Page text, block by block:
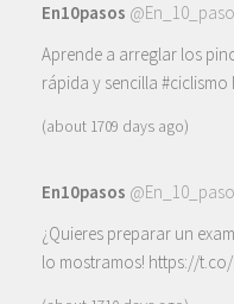
En10pasos
Aprende a arreglar los
rápida y sencilla #ciclismo
(about 1709 days ago)
En10pasos
¿Quieres preparar un
lo mostramos! https://